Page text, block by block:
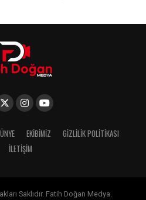
EKIBIMIZ
GIZLILIK POLITIKASI
İLETIŞIM
Saklıdır. Fatih Doğan Medya.